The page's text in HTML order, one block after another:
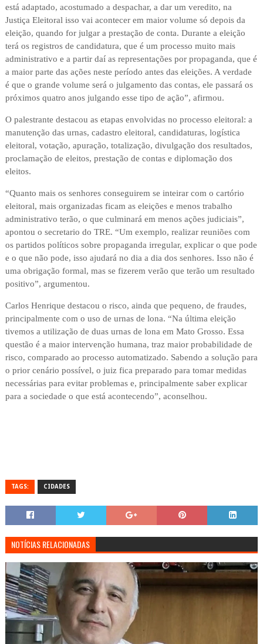
está adaptado, acostumado a despachar, a dar um veredito, na
Justiça Eleitoral isso vai acontecer em maior volume só depois da
eleição, quando for julgar a prestação de conta. Durante a eleição
terá os registros de candidatura, que é um processo muito mais
administrativo e a partir daí as representações por propaganda, que é
a maior parte das ações neste período antes das eleições. A verdade
é que o grande volume será o julgamento das contas, ele passará os
próximos quatro anos julgando esse tipo de ação”, afirmou.
O palestrante destacou as etapas envolvidas no processo eleitoral: a
manutenção das urnas, cadastro eleitoral, candidaturas, logística
eleitoral, votação, apuração, totalização, divulgação dos resultados,
proclamação de eleitos, prestação de contas e diplomação dos
eleitos.
“Quanto mais os senhores conseguirem se inteirar com o cartório
eleitoral, mais organizadas ficam as eleições e menos trabalho
administrativo terão, o que culminará em menos ações judiciais”,
apontou o secretario do TRE. “Um exemplo, realizar reuniões com
os partidos políticos sobre propaganda irregular, explicar o que pode
e o que não pode, isso ajudará no dia a dia dos senhores. Isso não é
uma obrigação formal, mas se fizerem verão que terão um resultado
positivo”, argumentou.
Carlos Henrique destacou o risco, ainda que pequeno, de fraudes,
principalmente com o uso de urnas de lona. “Na última eleição
tivemos a utilização de duas urnas de lona em Mato Grosso. Essa
questão é a maior intervenção humana, traz maior probabilidade de
risco, comparado ao processo automatizado. Sabendo a solução para
o prior cenário possível, o juiz fica preparado para tomar medidas
necessárias para evitar problemas e, principalmente saber explicar
para a sociedade o que está acontecendo”, aconselhou.
TAGS: CIDADES
NOTÍCIAS RELACIONADAS